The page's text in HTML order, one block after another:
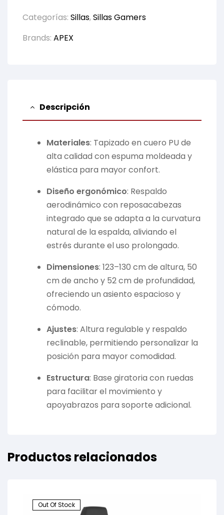
Categorías: Sillas,Sillas Gamers
Brands: APEX
Descripción
Materiales: Tapizado en cuero PU de
alta calidad con espuma moldeada y
elástica para mayor confort.
Diseño ergonómico: Respaldo
aerodinámico con reposacabezas
integrado que se adapta a la curvatura
natural de la espalda, aliviando el
estrés durante el uso prolongado.
Dimensiones: 123–130 cm de altura, 50
cm de ancho y 52 cm de profundidad,
ofreciendo un asiento espacioso y
cómodo.
Ajustes: Altura regulable y respaldo
reclinable, permitiendo personalizar la
posición para mayor comodidad.
Estructura: Base giratoria con ruedas
para facilitar el movimiento y
apoyabrazos para soporte adicional.
Productos relacionados
Out Of Stock